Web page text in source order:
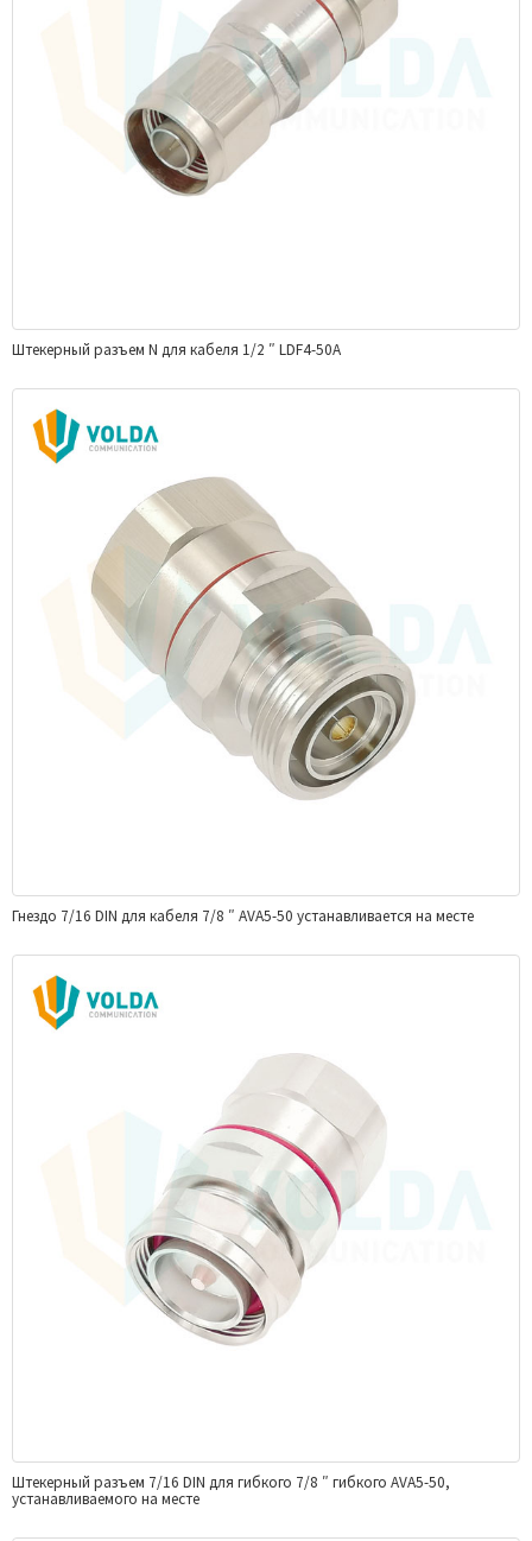
Штекерный разъем N для кабеля 1/2 ″ LDF4-50A
Гнездо 7/16 DIN для кабеля 7/8 ″ AVA5-50 устанавливается на месте
Штекерный разъем 7/16 DIN для гибкого 7/8 ″ гибкого AVA5-50,
устанавливаемого на месте